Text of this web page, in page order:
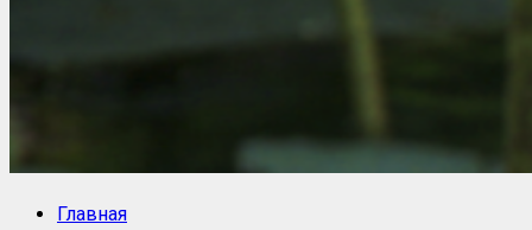
Блог историй NoorySan
Главная